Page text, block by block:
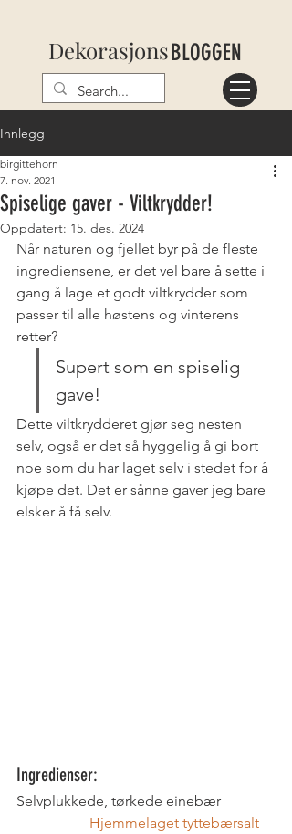
DekorasjonsBLOGGEN
Innlegg
Spiselige gaver - Viltkrydder!
birgittehorn
7. nov. 2021
Oppdatert: 15. des. 2024
Når naturen og fjellet byr på de fleste
ingrediensene, er det vel bare å sette i
gang å lage et godt viltkrydder som
passer til alle høstens og vinterens
retter?
Supert som en spiselig
gave!
Dette viltkrydderet gjør seg nesten
selv, også er det så hyggelig å gi bort
noe som du har laget selv i stedet for å
kjøpe det. Det er sånne gaver jeg bare
elsker å få selv.
Ingredienser:
Selvplukkede, tørkede einebær
Hjemmelaget tyttebærsalt